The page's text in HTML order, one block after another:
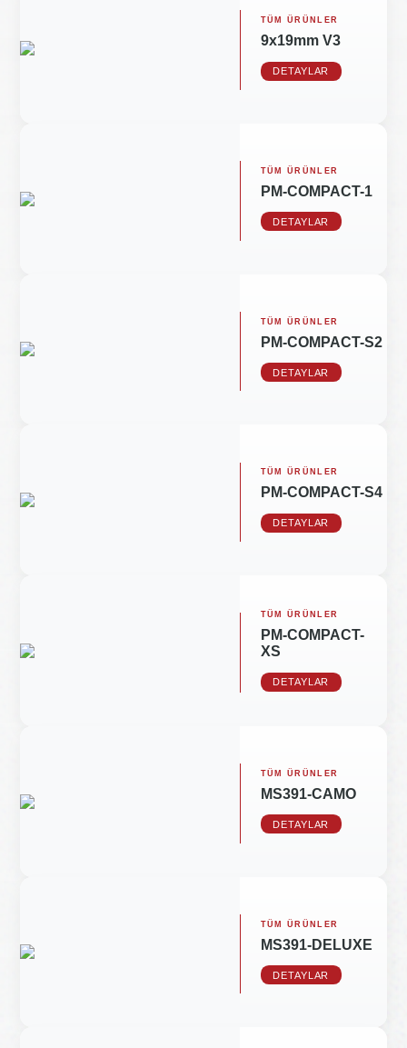
TÜM ÜRÜNLER
9x19mm V3
DETAYLAR
TÜM ÜRÜNLER
PM-COMPACT-1
DETAYLAR
TÜM ÜRÜNLER
PM-COMPACT-S2
DETAYLAR
TÜM ÜRÜNLER
PM-COMPACT-S4
DETAYLAR
TÜM ÜRÜNLER
PM-COMPACT-
XS
DETAYLAR
TÜM ÜRÜNLER
MS391-CAMO
DETAYLAR
TÜM ÜRÜNLER
MS391-DELUXE
DETAYLAR